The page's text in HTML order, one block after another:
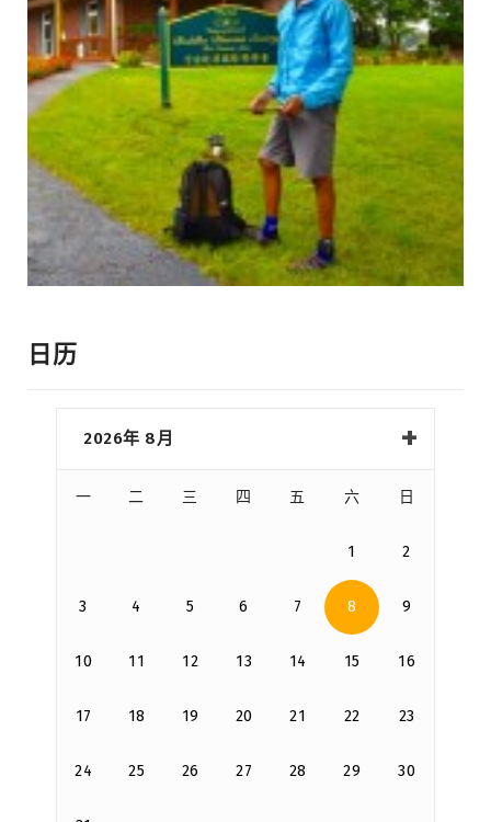
日历
2026年 8月
一 二 三 四 五 六 日
1 2
3 4 5 6 7 8 9
10 11 12 13 14 15 16
17 18 19 20 21 22 23
24 25 26 27 28 29 30